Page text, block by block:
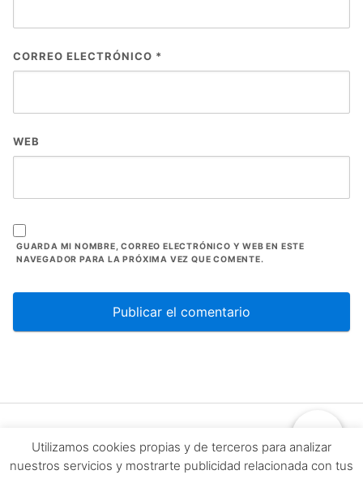
CORREO ELECTRÓNICO *
WEB
GUARDA MI NOMBRE, CORREO ELECTRÓNICO Y WEB EN ESTE
NAVEGADOR PARA LA PRÓXIMA VEZ QUE COMENTE.
Para cada alma, un camino hacia su propia
calma
Utilizamos cookies propias y de terceros para analizar
nuestros servicios y mostrarte publicidad relacionada con tus